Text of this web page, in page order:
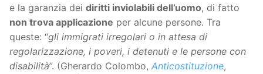
e la garanzia dei diritti inviolabili dell’uomo, di fatto
non trova applicazione per alcune persone. Tra
queste: “gli immigrati irregolari o in attesa di
regolarizzazione, i poveri, i detenuti e le persone con
disabilità”. (Gherardo Colombo, Anticostituzione,